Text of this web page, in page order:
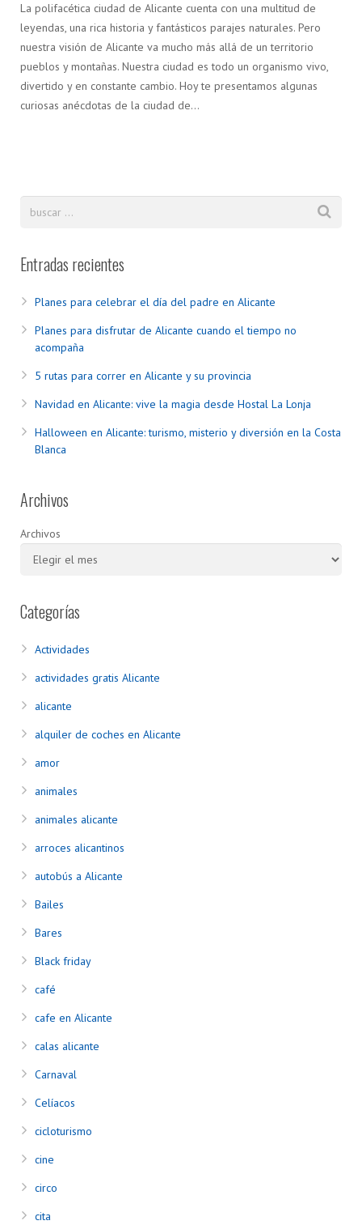
La polifacética ciudad de Alicante cuenta con una multitud de
leyendas, una rica historia y fantásticos parajes naturales. Pero
nuestra visión de Alicante va mucho más allá de un territorio
pueblos y montañas. Nuestra ciudad es todo un organismo vivo,
divertido y en constante cambio. Hoy te presentamos algunas
curiosas anécdotas de la ciudad de…
Entradas recientes
Planes para celebrar el día del padre en Alicante
Planes para disfrutar de Alicante cuando el tiempo no
acompaña
5 rutas para correr en Alicante y su provincia
Navidad en Alicante: vive la magia desde Hostal La Lonja
Halloween en Alicante: turismo, misterio y diversión en la Costa
Blanca
Archivos
Archivos
Categorías
Actividades
actividades gratis Alicante
alicante
alquiler de coches en Alicante
amor
animales
animales alicante
arroces alicantinos
autobús a Alicante
Bailes
Bares
Black friday
café
cafe en Alicante
calas alicante
Carnaval
Celíacos
cicloturismo
cine
circo
cita